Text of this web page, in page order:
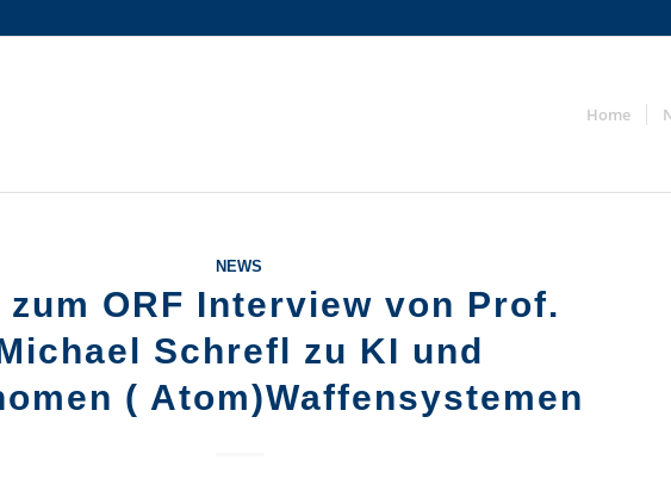
Home
NEWS
zum ORF Interview von Prof.
Schrefl zu KI und
( Atom)Waffensystemen